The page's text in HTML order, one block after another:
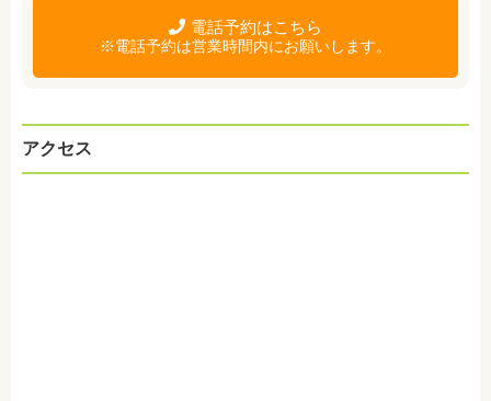
電話予約はこちら
※電話予約は営業時間内にお願いします。
アクセス